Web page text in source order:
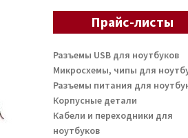
Прайс-листы
Разъемы USB для ноутбуков
Микросхемы, чипы для
Разъемы питания для
Корпусные детали
Кабели и переходники для
ноутбуков